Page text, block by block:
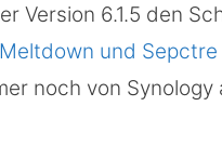
Version 6.1.5 den
und Sepctre
noch von Synology